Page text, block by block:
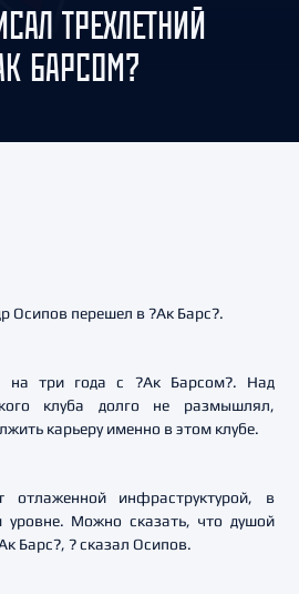
ТРЕХЛЕТНИЙ
БАРСОМ?
Осипов перешел в ?Ак Барс?.
на три года с ?Ак Барсом?. Над
клуба долго не размышлял,
карьеру именно в этом клубе.
отлаженной инфраструктурой, в
Можно сказать, что душой
Барс?, ? сказал Осипов.